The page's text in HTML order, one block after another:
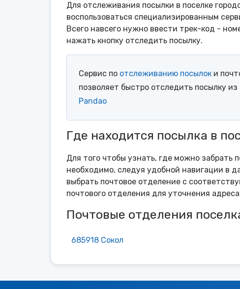
Для отслеживания посылки в поселке
воспользоваться специализированным
Всего навсего нужно ввести трек-код -
нажать кнопку отследить посылку.
Сервис по отслеживанию посылок и
позволяет быстро отследить посылку
Pandao
Где находится посылка в
Для того чтобы узнать, где можно забрать
необходимо, следуя удобной навигации в
выбрать почтовое отделение с
почтового отделения для уточнения
Почтовые отделения
685918 Сокол